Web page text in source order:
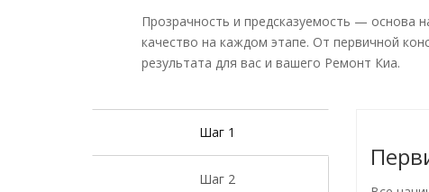
Прозрачность и предсказуемость — основа
качество на каждом этапе. От первичной
результата для вас и вашего Ремонт Киа.
Шаг 1
Шаг 2